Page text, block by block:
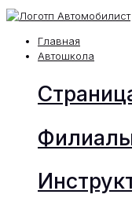
Главная
Автошкола